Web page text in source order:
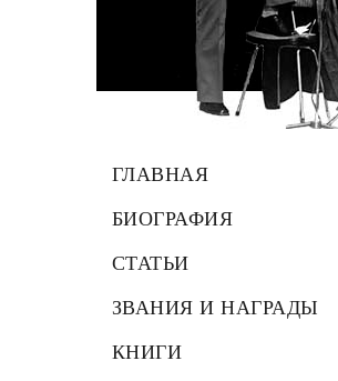
ГЛАВНАЯ
БИОГРАФИЯ
СТАТЬИ
ЗВАНИЯ И НАГРАДЫ
КНИГИ